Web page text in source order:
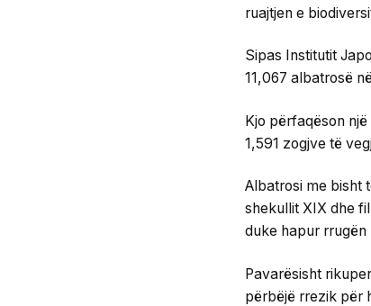
ruajtjen e
Sipas Institutit
11,067 albatrosë
Kjo përfaqëson
1,591 zogjve të
Albatrosi me bisht
shekullit XIX dhe
duke hapur rrugën
Pavarësisht
përbëjë rrezik për